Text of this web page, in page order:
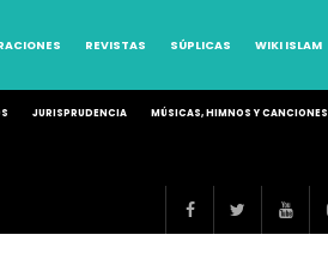
REVISTAS SÚPLICAS WIKI ISLAM
JURISPRUDENCIA MÚSICAS, HIMNOS Y CANCIONES